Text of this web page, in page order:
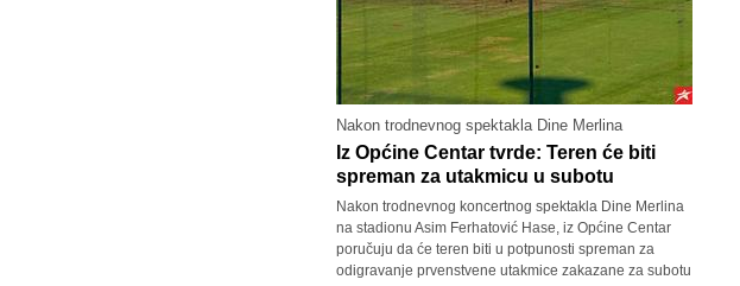
Nakon trodnevnog spektakla Dine Merlina
Iz Općine Centar tvrde: Teren će biti
spreman za utakmicu u subotu
Nakon trodnevnog koncertnog spektakla Dine Merlina
na stadionu Asim Ferhatović Hase, iz Općine Centar
poručuju da će teren biti u potpunosti spreman za
odigravanje prvenstvene utakmice zakazane za subotu